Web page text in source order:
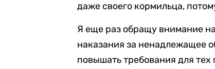
даже своего кормильца,
Я еще раз обращу внимание
наказания за ненадлежащее
повышать требования для тех